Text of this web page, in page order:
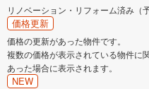
リノベーション・リフォーム済み（
価格更新
価格の更新があった物件です。
複数の価格が表示されている物件に
あった場合に表示されます。
NEW